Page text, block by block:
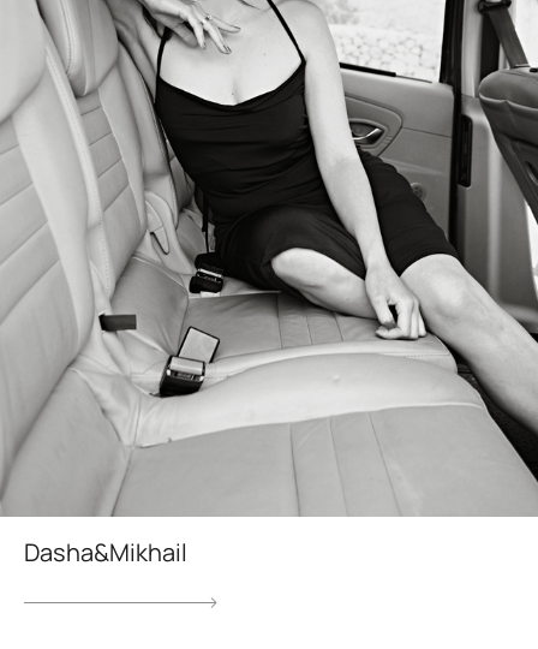
Dasha&Mikhail